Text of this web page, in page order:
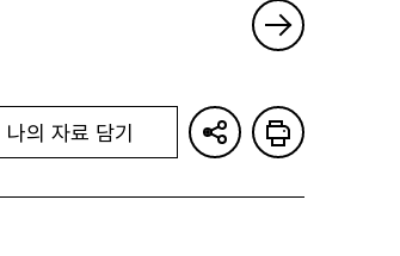
나의 자료 담기